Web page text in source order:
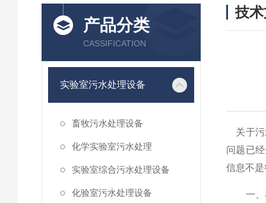
产品分类
CASSIFICATION
实验室污水处理设备
畜牧污水处理设备
化学实验室污水处理
实验室综合污水处理设备
化验室污水处理设备
技
关于污
问题已
信息不
一、在